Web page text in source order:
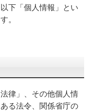
下「個人情報」とい
。
律」、その他個人情
る法令、関係省庁の